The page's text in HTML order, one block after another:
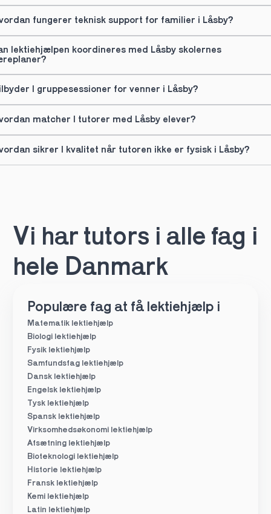
fungerer teknisk support for familier i Låsby?
lektiehjælpen koordineres med Låsby skolernes
I gruppesessioner for venner i Låsby?
matcher I tutorer med Låsby elever?
sikrer I kvalitet når tutoren ikke er fysisk i Låsby?
Vi har tutors i alle fag i
hele Danmark
Populære fag at få lektiehjælp i
Matematik lektiehjælp
Biologi lektiehjælp
Fysik lektiehjælp
Samfundsfag lektiehjælp
Dansk lektiehjælp
Engelsk lektiehjælp
Tysk lektiehjælp
Spansk lektiehjælp
Virksomhedsøkonomi lektiehjælp
Afsætning lektiehjælp
Bioteknologi lektiehjælp
Historie lektiehjælp
Fransk lektiehjælp
Kemi lektiehjælp
Latin lektiehjælp